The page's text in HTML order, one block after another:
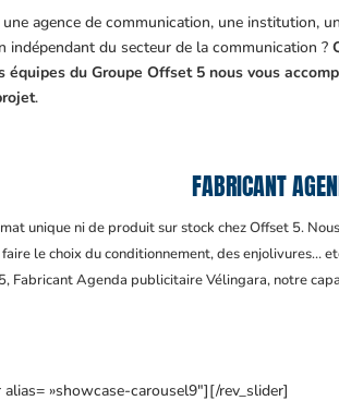
agence de communication, une institution,
indépendant du secteur de la communication ?
équipes du Groupe Offset 5 nous vous
.
FABRICANT
unique ni de produit sur stock chez Offset 5.
le choix du conditionnement, des enjolivures…
Fabricant Agenda publicitaire Vélingara, notre
alias= »showcase-carousel9″][/rev_slider]